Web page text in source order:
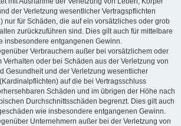
der Verletzung wesentlicher Vertragspflichten
nur für Schäden, die auf ein vorsätzliches oder grob
zurückzuführen sind. Dies gilt auch für mittelbare
insbesondere entgangenen Gewinn.
Verbrauchern außer bei vorsätzlichem oder
Verhalten oder bei Schäden aus der Verletzung von
Gesundheit und der Verletzung wesentlicher
auf die bei Vertragsschluss
Schäden und im übrigen der Höhe nach
Durchschnittsschäden begrenzt. Dies gilt auch
wie insbesondere entgangenen Gewinn.
Unternehmern außer bei der Verletzung von